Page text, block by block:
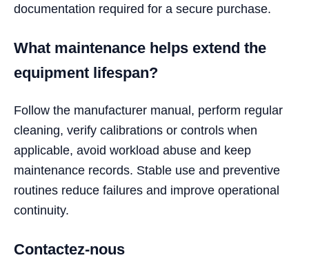
documentation required for a secure purchase.
What maintenance helps extend the
equipment lifespan?
Follow the manufacturer manual, perform regular
cleaning, verify calibrations or controls when
applicable, avoid workload abuse and keep
maintenance records. Stable use and preventive
routines reduce failures and improve operational
continuity.
Contactez-nous